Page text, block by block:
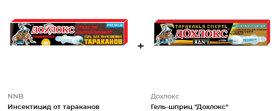
NNB
Инсектицид от тараканов
+
Дохлокс
Гель-шприц "Дохлокс"